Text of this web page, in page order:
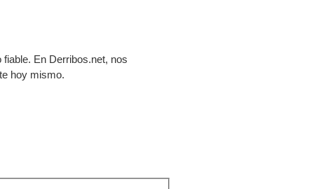
En Derribos.net, nos
hoy mismo.